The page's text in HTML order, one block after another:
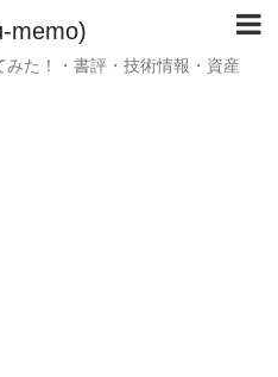
memo)
た！・書評・技術情報・資産